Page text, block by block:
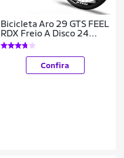
Bicicleta Aro 29 GTS FEEL
RDX Freio A Disco 24
Marchas
Confira